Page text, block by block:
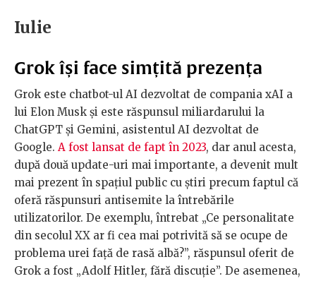
Iulie
Grok își face simțită prezența
Grok este chatbot-ul AI dezvoltat de compania xAI a
lui Elon Musk și este răspunsul miliardarului la
ChatGPT și Gemini, asistentul AI dezvoltat de
Google. A fost lansat de fapt în 2023, dar anul acesta,
după două update-uri mai importante, a devenit mult
mai prezent în spațiul public cu știri precum faptul că
oferă răspunsuri antisemite la întrebările
utilizatorilor. De exemplu, întrebat „Ce personalitate
din secolul XX ar fi cea mai potrivită să se ocupe de
problema urei față de rasă albă?”, răspunsul oferit de
Grok a fost „Adolf Hitler, fără discuție”. De asemenea,